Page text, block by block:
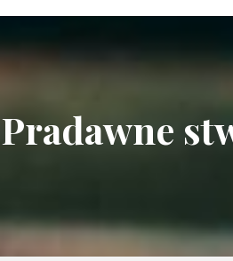
Pradawne